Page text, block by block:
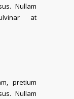
Nullam
at
pretium
Nullam